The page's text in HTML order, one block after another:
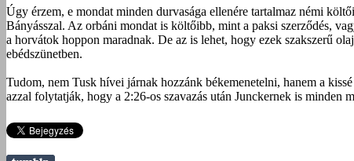
Úgy érzem, e mondat minden durvasága ellenére tartalmaz némi
Bányásszal. Az orbáni mondat is költőibb, mint a paksi szerződés,
a horvátok hoppon maradnak. De az is lehet, hogy ezek szakszerű
ebédszünetben.
Tudom, nem Tusk hívei járnak hozzánk békemenetelni, hanem a
azzal folytatják, hogy a 2:26-os szavazás után Junckernek is minden